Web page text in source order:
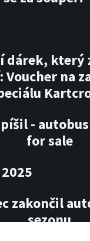
dárek, který
Voucher na
-
for sale
zakončil
sezonu